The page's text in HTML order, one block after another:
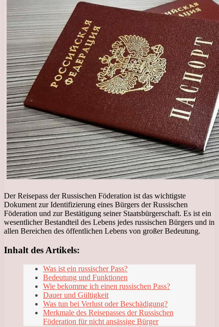
Der Reisepass der Russischen Föderation ist das wichtigste
Dokument zur Identifizierung eines Bürgers der Russischen
Föderation und zur Bestätigung seiner Staatsbürgerschaft. Es ist ein
wesentlicher Bestandteil des Lebens jedes russischen Bürgers und in
allen Bereichen des öffentlichen Lebens von großer Bedeutung.
Inhalt des Artikels:
Was ist ein russischer Pass?
Bedeutung und Funktionen
Wie bekomme ich einen russischen Pass?
Dauer und Gültigkeit
Was tun bei Verlust oder Beschädigung?
Merkmale des Reisepasses der Russischen
Föderation für nicht ansässige Bürger